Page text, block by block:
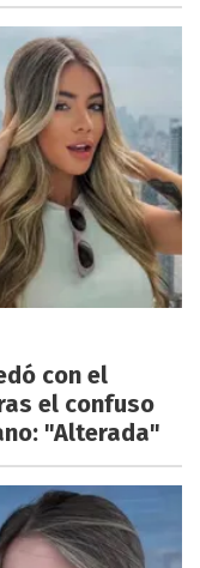
con el
el confuso
"Alterada"